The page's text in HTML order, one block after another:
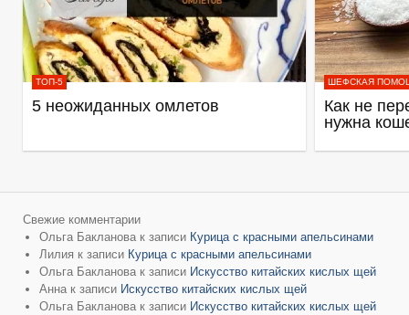
ТОП-5
5 неожиданных омлетов
ШЕФСКАЯ
Как не
нужна
Свежие комментарии
Ольга Бакланова к записи Курица с красными апельсинами
Лилия к записи Курица с красными апельсинами
Ольга Бакланова к записи Искусство китайских кислых щей
Анна к записи Искусство китайских кислых щей
Ольга Бакланова к записи Искусство китайских кислых щей